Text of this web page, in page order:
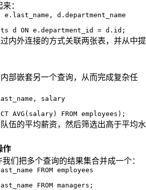
：
e.last_name, d.department_name
d ON e.department_id = d.id;
内外连接的方式关联两张表，并从中提
部嵌套另一个查询，从而完成复杂任
salary
AVG(salary) FROM employees);
伍的平均薪资，然后筛选出高于平均水
作
们把多个查询的结果集合并成一个：
FROM employees
FROM managers;